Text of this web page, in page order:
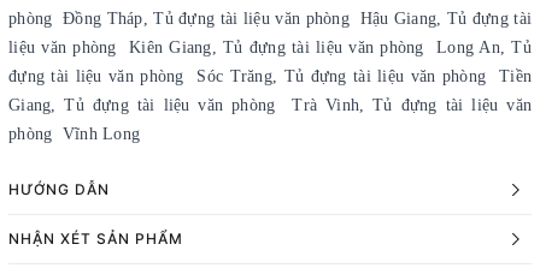
phòng Đồng Tháp, Tủ đựng tài liệu văn phòng Hậu Giang, Tủ đựng tài
liệu văn phòng Kiên Giang, Tủ đựng tài liệu văn phòng Long An, Tủ
đựng tài liệu văn phòng Sóc Trăng, Tủ đựng tài liệu văn phòng Tiền
Giang, Tủ đựng tài liệu văn phòng Trà Vinh, Tủ đựng tài liệu văn
phòng Vĩnh Long
HƯỚNG DẪN
NHẬN XÉT SẢN PHẨM